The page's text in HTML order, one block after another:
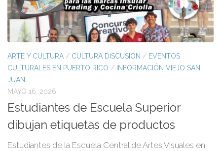
ARTE Y CULTURA / CULTURA DISCUSIÓN / EVENTOS
CULTURALES EN PUERTO RICO / INFORMACIÓN VIEJO SAN
JUAN
MAYO 16, 2026
Estudiantes de Escuela Superior
dibujan etiquetas de productos
Estudiantes de la Escuela Central de Artes Visuales en